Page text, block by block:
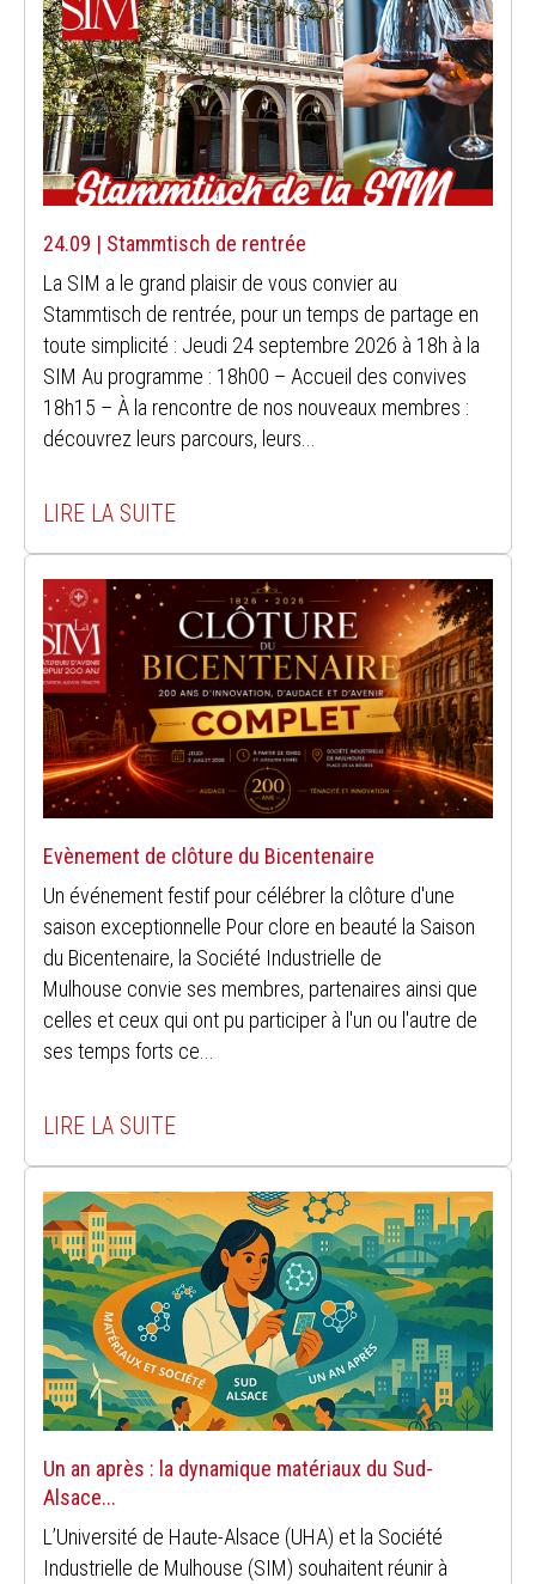
24.09 | Stammtisch de rentrée
La SIM a le grand plaisir de vous convier au
Stammtisch de rentrée, pour un temps de partage en
toute simplicité : Jeudi 24 septembre 2026 à 18h à la
SIM Au programme : 18h00 – Accueil des convives
18h15 – À la rencontre de nos nouveaux membres :
découvrez leurs parcours, leurs...
LIRE LA SUITE
Evènement de clôture du Bicentenaire
Un événement festif pour célébrer la clôture d'une
saison exceptionnelle Pour clore en beauté la Saison
du Bicentenaire, la Société Industrielle de
Mulhouse convie ses membres, partenaires ainsi que
celles et ceux qui ont pu participer à l'un ou l'autre de
ses temps forts ce...
LIRE LA SUITE
Un an après : la dynamique matériaux du Sud-
Alsace...
L’Université de Haute-Alsace (UHA) et la Société
Industrielle de Mulhouse (SIM) souhaitent réunir à